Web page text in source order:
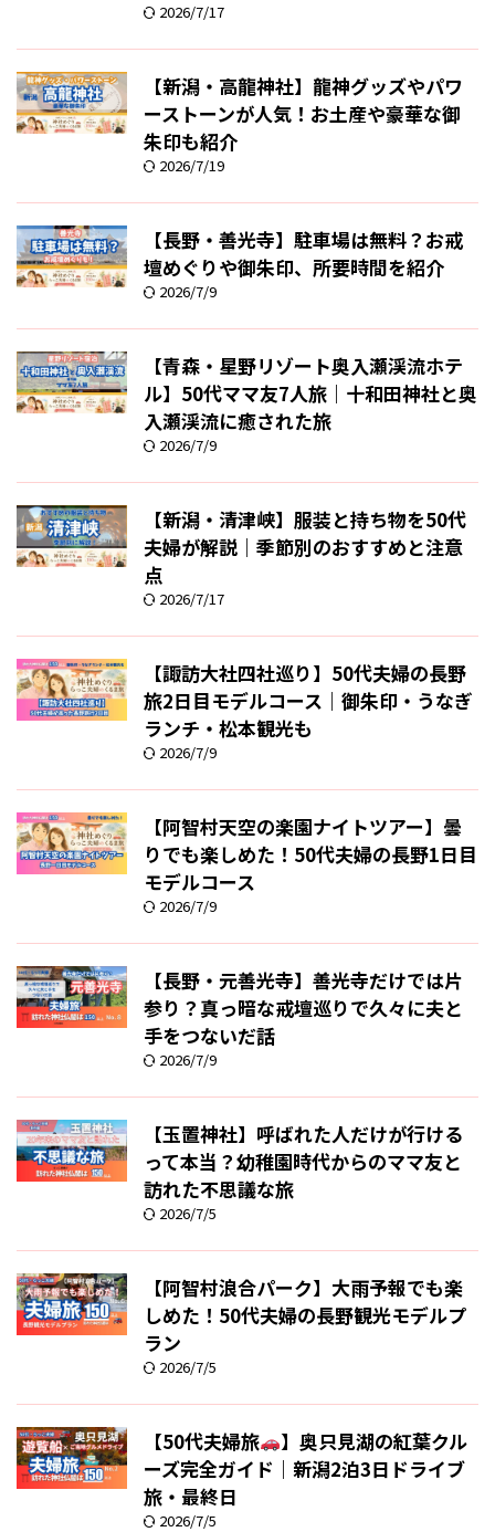
2026/7/17
【新潟・高龍神社】龍神グッズやパワ
ーストーンが人気！お土産や豪華な御
朱印も紹介
2026/7/19
【長野・善光寺】駐車場は無料？お戒
壇めぐりや御朱印、所要時間を紹介
2026/7/9
【青森・星野リゾート奥入瀬渓流ホテ
ル】50代ママ友7人旅｜十和田神社と奥
入瀬渓流に癒された旅
2026/7/9
【新潟・清津峡】服装と持ち物を50代
夫婦が解説｜季節別のおすすめと注意
点
2026/7/17
【諏訪大社四社巡り】50代夫婦の長野
旅2日目モデルコース｜御朱印・うなぎ
ランチ・松本観光も
2026/7/9
【阿智村天空の楽園ナイトツアー】曇
りでも楽しめた！50代夫婦の長野1日目
モデルコース
2026/7/9
【長野・元善光寺】善光寺だけでは片
参り？真っ暗な戒壇巡りで久々に夫と
手をつないだ話
2026/7/9
【玉置神社】呼ばれた人だけが行ける
って本当？幼稚園時代からのママ友と
訪れた不思議な旅
2026/7/5
【阿智村浪合パーク】大雨予報でも楽
しめた！50代夫婦の長野観光モデルプ
ラン
2026/7/5
【50代夫婦旅
】奥只見湖の紅葉クル
ーズ完全ガイド｜新潟2泊3日ドライブ
旅・最終日
2026/7/5